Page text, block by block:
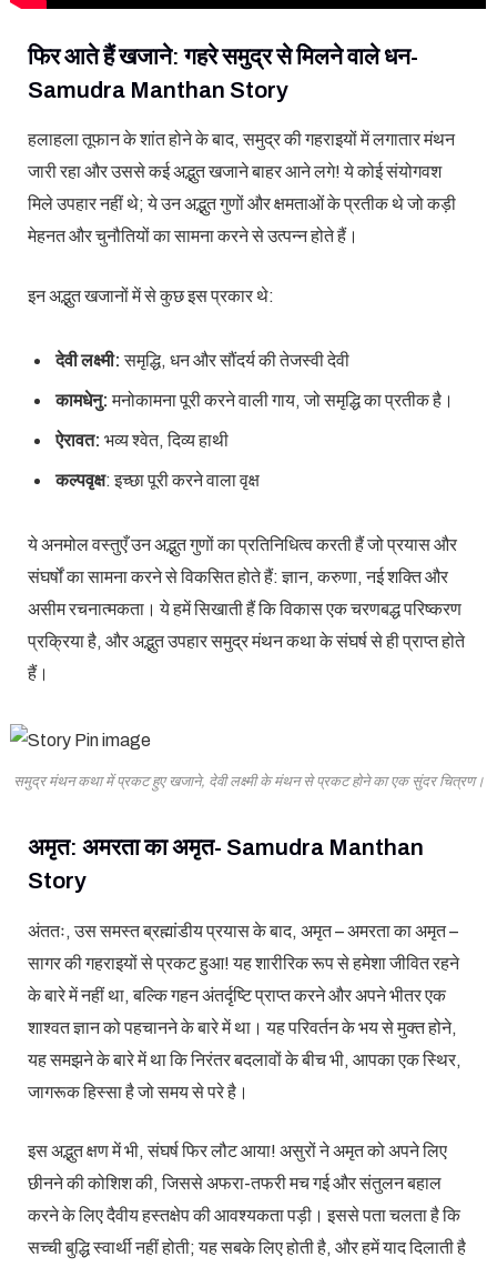
फिर आते हैं खजाने: गहरे समुद्र से मिलने वाले धन-
Samudra Manthan Story
हलाहला तूफान के शांत होने के बाद, समुद्र की गहराइयों में लगातार मंथन
जारी रहा और उससे कई अद्भुत खजाने बाहर आने लगे! ये कोई संयोगवश
मिले उपहार नहीं थे; ये उन अद्भुत गुणों और क्षमताओं के प्रतीक थे जो कड़ी
मेहनत और चुनौतियों का सामना करने से उत्पन्न होते हैं।
इन अद्भुत खजानों में से कुछ इस प्रकार थे:
देवी लक्ष्मी: समृद्धि, धन और सौंदर्य की तेजस्वी देवी
कामधेनु: मनोकामना पूरी करने वाली गाय, जो समृद्धि का प्रतीक है।
ऐरावत: भव्य श्वेत, दिव्य हाथी
कल्पवृक्ष: इच्छा पूरी करने वाला वृक्ष
ये अनमोल वस्तुएँ उन अद्भुत गुणों का प्रतिनिधित्व करती हैं जो प्रयास और
संघर्षों का सामना करने से विकसित होते हैं: ज्ञान, करुणा, नई शक्ति और
असीम रचनात्मकता। ये हमें सिखाती हैं कि विकास एक चरणबद्ध परिष्करण
प्रक्रिया है, और अद्भुत उपहार समुद्र मंथन कथा के संघर्ष से ही प्राप्त होते
हैं।
समुद्र मंथन कथा में प्रकट हुए खजाने, देवी लक्ष्मी के मंथन से प्रकट होने का एक सुंदर चित्रण।
अमृत: अमरता का अमृत- Samudra Manthan
Story
अंततः, उस समस्त ब्रह्मांडीय प्रयास के बाद, अमृत – अमरता का अमृत –
सागर की गहराइयों से प्रकट हुआ! यह शारीरिक रूप से हमेशा जीवित रहने
के बारे में नहीं था, बल्कि गहन अंतर्दृष्टि प्राप्त करने और अपने भीतर एक
शाश्वत ज्ञान को पहचानने के बारे में था। यह परिवर्तन के भय से मुक्त होने,
यह समझने के बारे में था कि निरंतर बदलावों के बीच भी, आपका एक स्थिर,
जागरूक हिस्सा है जो समय से परे है।
इस अद्भुत क्षण में भी, संघर्ष फिर लौट आया! असुरों ने अमृत को अपने लिए
छीनने की कोशिश की, जिससे अफरा-तफरी मच गई और संतुलन बहाल
करने के लिए दैवीय हस्तक्षेप की आवश्यकता पड़ी। इससे पता चलता है कि
सच्ची बुद्धि स्वार्थी नहीं होती; यह सबके लिए होती है, और हमें याद दिलाती है